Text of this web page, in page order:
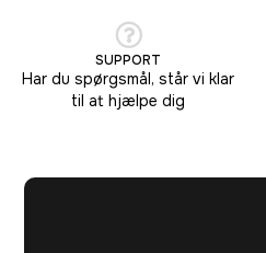
SUPPORT
Har du spørgsmål, står vi klar
til at hjælpe dig